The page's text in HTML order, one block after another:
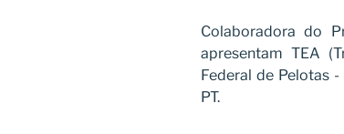
Colaboradora do
apresentam TEA
Federal de Pelotas
PT.